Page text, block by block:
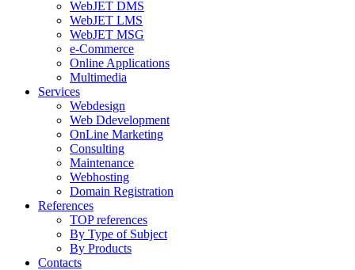
WebJET DMS
WebJET LMS
WebJET MSG
e-Commerce
Online Applications
Multimedia
Services
Webdesign
Web Ddevelopment
OnLine Marketing
Consulting
Maintenance
Webhosting
Domain Registration
References
TOP references
By Type of Subject
By Products
Contacts